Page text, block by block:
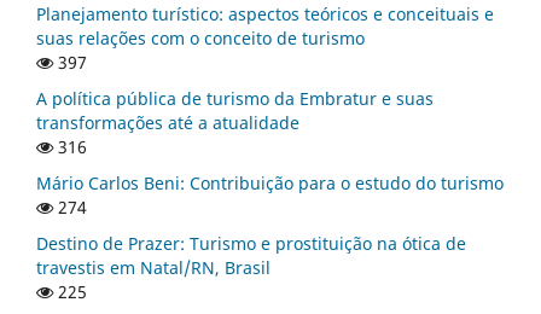
Planejamento turístico: aspectos teóricos e conceituais e
suas relações com o conceito de turismo
397
A política pública de turismo da Embratur e suas
transformações até a atualidade
316
Mário Carlos Beni: Contribuição para o estudo do turismo
274
Destino de Prazer: Turismo e prostituição na ótica de
travestis em Natal/RN, Brasil
225